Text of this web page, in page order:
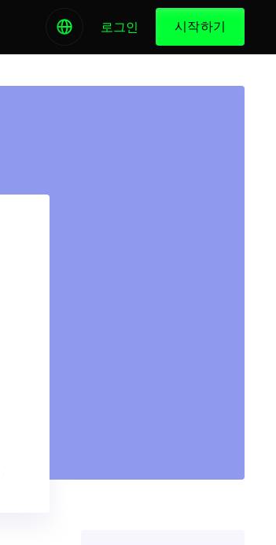
로그인 시작하기